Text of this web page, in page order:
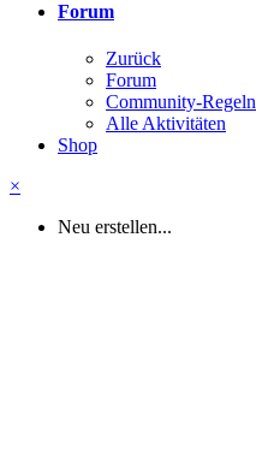
Forum
Zurück
Forum
Community-Regeln
Alle Aktivitäten
Shop
×
Neu erstellen...